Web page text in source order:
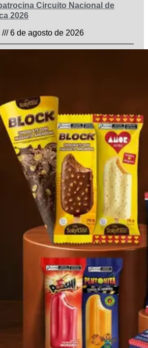
Circuito Nacional de
2026
6 de agosto de 2026